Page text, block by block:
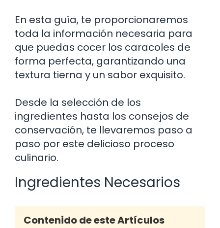
En esta guía, te proporcionaremos
toda la información necesaria para
que puedas cocer los caracoles de
forma perfecta, garantizando una
textura tierna y un sabor exquisito.
Desde la selección de los
ingredientes hasta los consejos de
conservación, te llevaremos paso a
paso por este delicioso proceso
culinario.
Ingredientes Necesarios
Contenido de este Artículos